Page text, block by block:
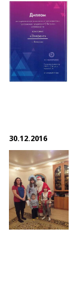
30.12.2016